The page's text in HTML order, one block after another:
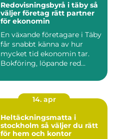
Redovisningsbyrå i täby så
väljer företag rätt partner
för ekonomin
En växande företagare i Täby
får snabbt känna av hur
mycket tid ekonomin tar.
Bokföring, löpande red...
14. apr
Heltäckningsmatta i
stockholm så väljer du rätt
för hem och kontor